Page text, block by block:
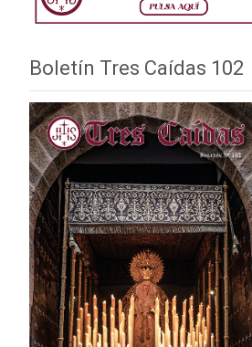
Boletín Tres Caídas 102